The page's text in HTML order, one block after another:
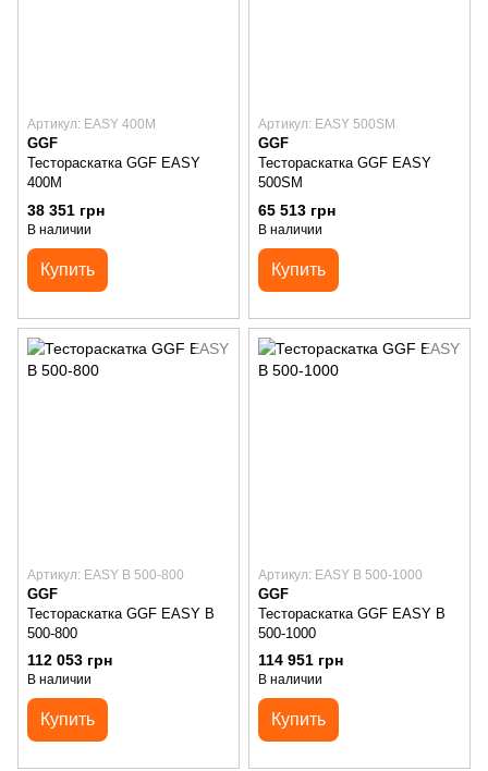
Артикул: EASY 400M
GGF
Тестораскатка GGF EASY
400M
38 351 грн
В наличии
Купить
Артикул: EASY 500SM
GGF
Тестораскатка GGF EASY
500SM
65 513 грн
В наличии
Купить
Артикул: EASY B 500-800
GGF
Тестораскатка GGF EASY B
500-800
112 053 грн
В наличии
Купить
Артикул: EASY B 500-1000
GGF
Тестораскатка GGF EASY B
500-1000
114 951 грн
В наличии
Купить